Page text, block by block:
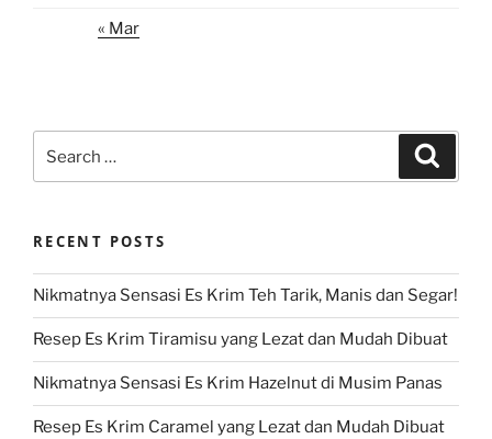
« Mar
for:
RECENT POSTS
Nikmatnya Sensasi Es Krim Teh Tarik, Manis dan Segar!
Resep Es Krim Tiramisu yang Lezat dan Mudah Dibuat
Nikmatnya Sensasi Es Krim Hazelnut di Musim Panas
Resep Es Krim Caramel yang Lezat dan Mudah Dibuat